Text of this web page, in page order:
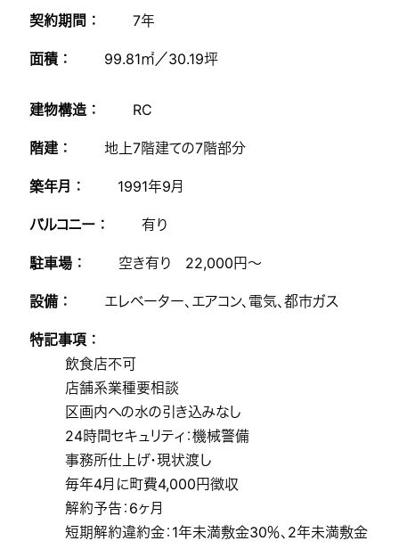
契約期間 ： 7年
面積 ： 99.81㎡／30.19坪
建物構造 ： RC
階建 ： 地上7階建ての7階部分
築年月 ： 1991年9月
バルコニー ： 有り
駐車場 ： 空き有り 22,000円～
設備 ： エレベーター、エアコン、電気、都市ガス
特記事項 ：
飲食店不可
店舗系業種要相談
区画内への水の引き込みなし
24時間セキュリティ：機械警備
事務所仕上げ・現状渡し
毎年4月に町費4,000円徴収
解約予告：6ヶ月
短期解約違約金：1年未満敷金30％、2年未満敷金